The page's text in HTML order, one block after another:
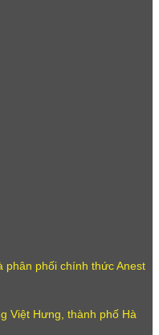
phân phối chính thức Anest
Việt Hưng, thành phố Hà